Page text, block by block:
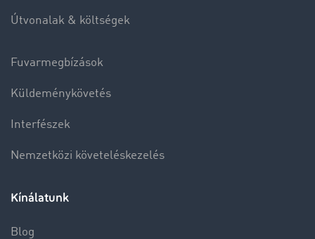
Útvonalak & költségek
Fuvarmegbízások
Küldeménykövetés
Interfészek
Nemzetközi követeléskezelés
Kínálatunk
Blog